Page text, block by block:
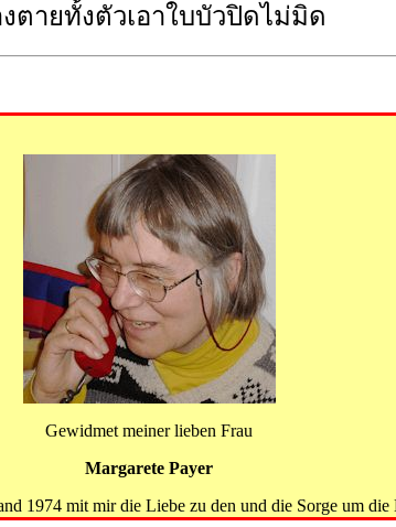
ตายทั้งตัวเอาใบบัวปิดไม่มิด
Gewidmet meiner lieben Frau
Margarete Payer
1974 mit mir die Liebe zu den und die Sorge um